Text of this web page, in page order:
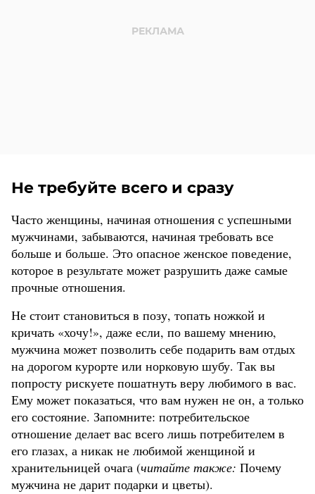
Не требуйте всего и сразу
Часто женщины, начиная отношения с успешными
мужчинами, забываются, начиная требовать все
больше и больше. Это опасное женское поведение,
которое в результате может разрушить даже самые
прочные отношения.
Не стоит становиться ‎в позу, топать ножкой и
кричать «‎хочу!», даже если, по вашему мнению,
мужчина может позволить себе подарить вам отдых
на дорогом курорте или норковую шубу. Так вы
попросту рискуете пошатнуть веру любимого в вас.
Ему может показаться, что вам нужен не он, а только
его состояние. Запомните: потребительское
отношение делает вас всего лишь потребителем в
его глазах, а никак не любимой женщиной и
хранительницей очага (читайте также: Почему
мужчина не дарит подарки и цветы).